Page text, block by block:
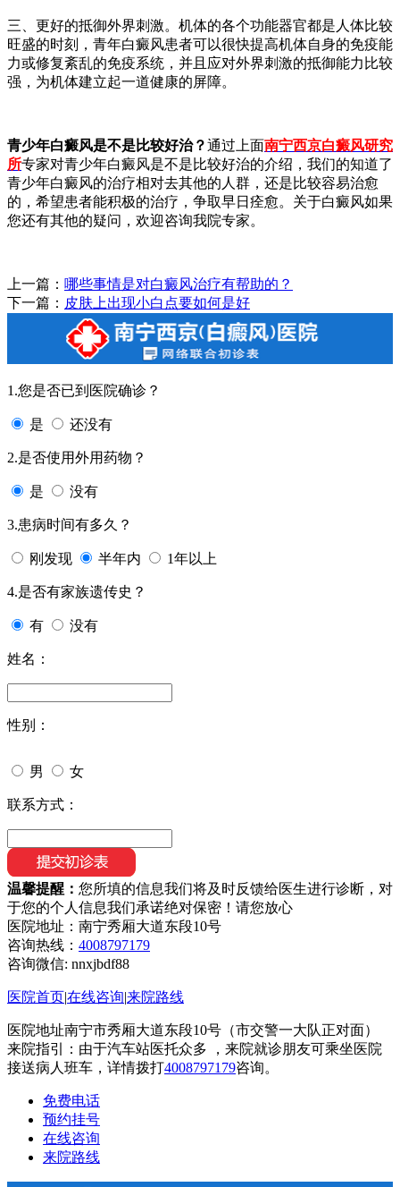
三、更好的抵御外界刺激。机体的各个功能器官都是人体比较
旺盛的时刻，青年白癜风患者可以很快提高机体自身的免疫能
力或修复紊乱的免疫系统，并且应对外界刺激的抵御能力比较
强，为机体建立起一道健康的屏障。
青少年白癜风是不是比较好治？通过上面南宁西京白癜风研究
所专家对青少年白癜风是不是比较好治的介绍，我们的知道了
青少年白癜风的治疗相对去其他的人群，还是比较容易治愈
的，希望患者能积极的治疗，争取早日痊愈。关于白癜风如果
您还有其他的疑问，欢迎咨询我院专家。
上一篇： 哪些事情是对白癜风治疗有帮助的？
下一篇： 皮肤上出现小白点要如何是好
1.您是否已到医院确诊？
是 还没有
2.是否使用外用药物？
是 没有
3.患病时间有多久？
刚发现 半年内 1年以上
4.是否有家族遗传史？
有 没有
姓名：
性别：
男 女
联系方式：
温馨提醒： 您所填的信息我们将及时反馈给医生进行诊断，对
于您的个人信息我们承诺绝对保密！请您放心
医院地址：南宁秀厢大道东段10号
咨询热线： 4008797179
咨询微信: nnxjbdf88
医院首页|在线咨询|来院路线
医院地址南宁市秀厢大道东段10号（市交警一大队正对面）
来院指引：由于汽车站医托众多 ，来院就诊朋友可乘坐医院
接送病人班车，详情拨打4008797179咨询。
免费电话
预约挂号
在线咨询
来院路线